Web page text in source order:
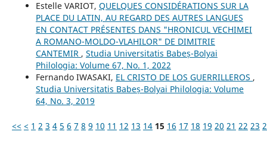
Estelle VARIOT, QUELQUES CONSIDÉRATIONS SUR LA
PLACE DU LATIN, AU REGARD DES AUTRES LANGUES
EN CONTACT PRÉSENTES DANS "HRONICUL VECHIMEI
A ROMANO-MOLDO-VLAHILOR" DE DIMITRIE
CANTEMIR , Studia Universitatis Babeș-Bolyai
Philologia: Volume 67, No. 1, 2022
Fernando IWASAKI, EL CRISTO DE LOS GUERRILLEROS ,
Studia Universitatis Babeș-Bolyai Philologia: Volume
64, No. 3, 2019
<< < 1 2 3 4 5 6 7 8 9 10 11 12 13 14 15 16 17 18 19 20 21 22 23